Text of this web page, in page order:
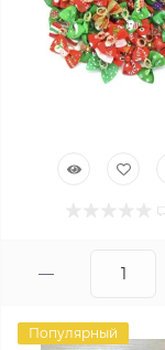
Популярный